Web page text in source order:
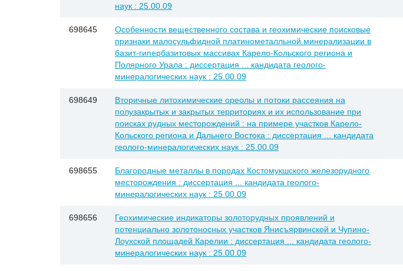
наук : 25.00.09
698645
Особенности вещественного состава и геохимические поисковые
признаки малосульфидной платинометалльной минерализации в
базит-гипербазитовых массивах Карело-Кольского региона и
Полярного Урала : диссертация ... кандидата геолого-
минералогических наук : 25.00.09
698649
Вторичные литохимические ореолы и потоки рассеяния на
полузакрытых и закрытых территориях и их использование при
поисках рудных месторождений : на примере участков Карело-
Кольского региона и Дальнего Востока : диссертация ... кандидата
геолого-минералогических наук : 25.00.09
698655
Благородные металлы в породах Костомукшского железорудного
месторождения : диссертация ... кандидата геолого-
минералогических наук : 25.00.09
698656
Геохимические индикаторы золоторудных проявлений и
потенциально золотоносных участков Янисъярвинской и Чупино-
Лоухской площадей Карелии : диссертация ... кандидата геолого-
минералогических наук : 25.00.09